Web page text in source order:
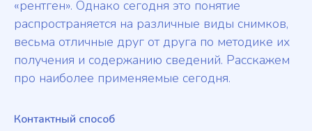
«рентген». Однако сегодня это понятие
распространяется на различные виды снимков,
весьма отличные друг от друга по методике их
получения и содержанию сведений. Расскажем
про наиболее применяемые сегодня.
Контактный способ